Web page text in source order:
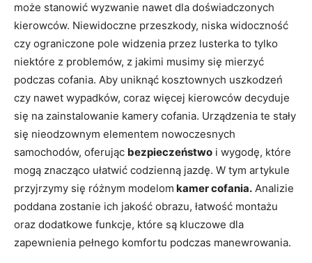
może stanowić wyzwanie nawet dla doświadczonych
kierowców. Niewidoczne przeszkody, niska widoczność
czy ograniczone pole widzenia przez lusterka to tylko
niektóre z problemów, z jakimi musimy się mierzyć
podczas cofania. Aby uniknąć kosztownych uszkodzeń
czy nawet wypadków, coraz więcej kierowców decyduje
się na zainstalowanie kamery cofania. Urządzenia te stały
się nieodzownym elementem nowoczesnych
samochodów, oferując bezpieczeństwo i wygodę, które
mogą znacząco ułatwić codzienną jazdę. W tym artykule
przyjrzymy się różnym modelom kamer cofania. Analizie
poddana zostanie ich jakość obrazu, łatwość montażu
oraz dodatkowe funkcje, które są kluczowe dla
zapewnienia pełnego komfortu podczas manewrowania.